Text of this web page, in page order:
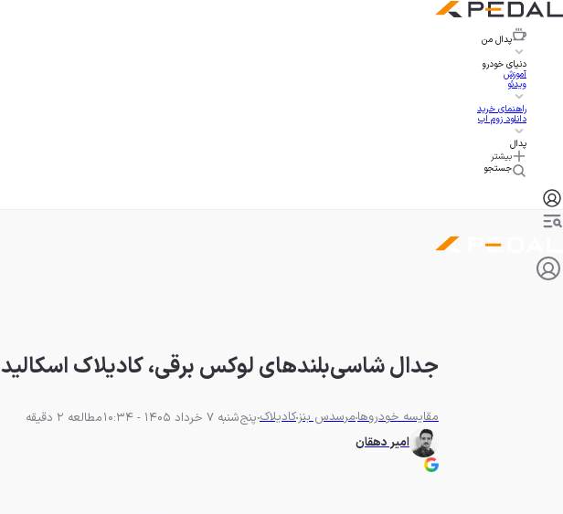
پدال من
دنیای خودرو
آموزش
ویدئو
راهنمای خرید
دانلود زوم اپ
پدال
بیشتر
جستجو
جدال شاسی‌بلندهای لوکس برقی، کادیلاک اسکالید IQ یا مرسدس G کلاس EQ؟
مقایسه خودروهامرسدس بنزکادیلاک پنج‌شنبه 7 خرداد 1405 - 10:34
مطالعه 2 دقیقه
امیر دهقان